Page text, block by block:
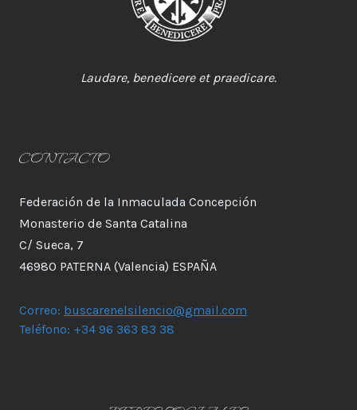
Laudare, benedicere et praedicare.
CONTACTO
Federación de la Inmaculada Concepción
Monasterio de Santa Catalina
C/ Sueca, 7
46980 PATERNA (Valencia) ESPAÑA
Correo: buscarenelsilencio@gmail.com
Teléfono: +34 96 363 83 38